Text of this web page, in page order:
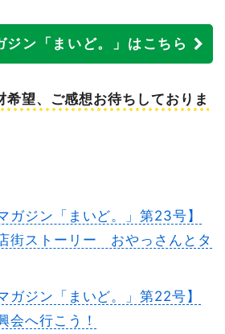
ジン「まいど。」はこちら
希望、ご感想お待ちしておりま
ガジン「まいど。」第23号】
街ストーリー おやっさんとタ
ガジン「まいど。」第22号】
会へ行こう！